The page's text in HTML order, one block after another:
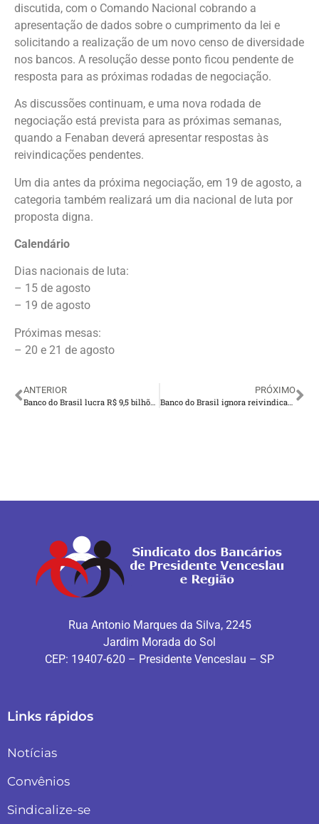
discutida, com o Comando Nacional cobrando a
apresentação de dados sobre o cumprimento da lei e
solicitando a realização de um novo censo de diversidade
nos bancos. A resolução desse ponto ficou pendente de
resposta para as próximas rodadas de negociação.
As discussões continuam, e uma nova rodada de
negociação está prevista para as próximas semanas,
quando a Fenaban deverá apresentar respostas às
reivindicações pendentes.
Um dia antes da próxima negociação, em 19 de agosto, a
categoria também realizará um dia nacional de luta por
proposta digna.
Calendário
Dias nacionais de luta:
– 15 de agosto
– 19 de agosto
Próximas mesas:
– 20 e 21 de agosto
ANTERIOR
Banco do Brasil lucra R$ 9,5 bilhões no 2º tri e anuncia dividendos
PRÓXIMO
Banco do Brasil ignora reivindicações e frustra representação em nova negociação para renovação do ACT
Rua Antonio Marques da Silva, 2245
Jardim Morada do Sol
CEP: 19407-620 – Presidente Venceslau – SP
Links rápidos
Notícias
Convênios
Sindicalize-se